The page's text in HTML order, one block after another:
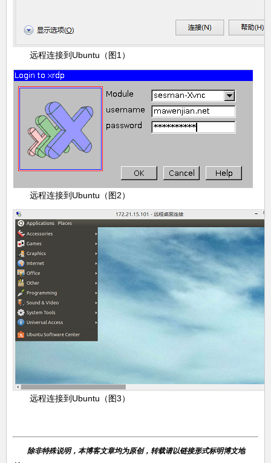
远程连接到Ubuntu（图1）
远程连接到Ubuntu（图2）
远程连接到Ubuntu（图3）
除非特殊说明，本博客文章均为原创，转载请以链接形式标明博文地